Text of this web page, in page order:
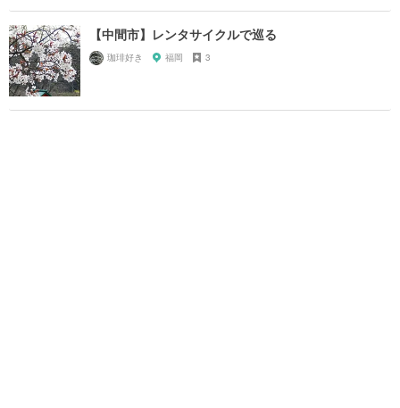
【中間市】レンタサイクルで巡る
珈琲好き 福岡 3